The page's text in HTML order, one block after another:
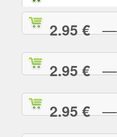
2.95 €—
2.95 €—
2.95 €—